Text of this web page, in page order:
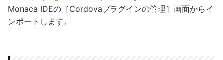
Monaca IDEの［Cordovaプラグインの管理］画面からイ
ンポートします。